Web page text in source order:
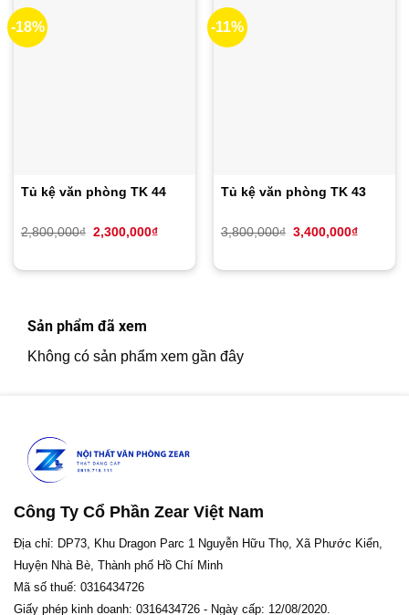
-18%
Tủ kệ văn phòng TK 44
2,800,000₫ Giá
2,300,000₫Giá
-11%
Tủ kệ văn phòng TK 43
3,800,000₫ Giá
3,400,000₫Giá
Sản phẩm đã xem
Không có sản phẩm xem gần đây
Công Ty Cổ Phần Zear Việt Nam
Địa chỉ: DP73, Khu Dragon Parc 1 Nguyễn Hữu Thọ, Xã Phước Kiển,
Huyện Nhà Bè, Thành phố Hồ Chí Minh
Mã số thuế: 0316434726
Giấy phép kinh doanh: 0316434726 - Ngày cấp: 12/08/2020.